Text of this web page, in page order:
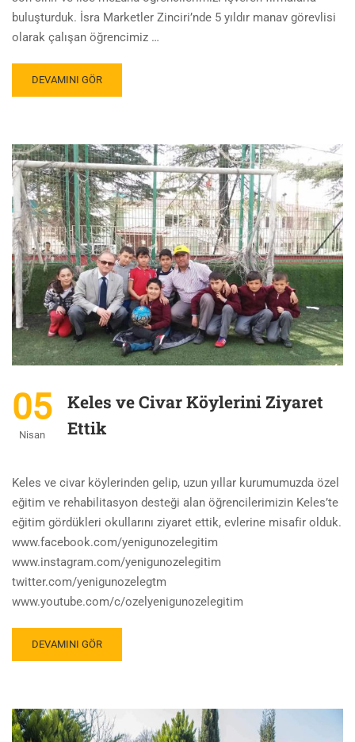
buluşturduk. İsra Marketler Zinciri’nde 5 yıldır manav görevlisi
olarak çalışan öğrencimiz …
DEVAMINI GÖR
05
Nisan
Keles ve Civar Köylerini Ziyaret
Ettik
Keles ve civar köylerinden gelip, uzun yıllar kurumumuzda özel
eğitim ve rehabilitasyon desteği alan öğrencilerimizin Keles’te
eğitim gördükleri okullarını ziyaret ettik, evlerine misafir olduk.
www.facebook.com/yenigunozelegitim
www.instagram.com/yenigunozelegitim
twitter.com/yenigunozelegtm
www.youtube.com/c/ozelyenigunozelegitim
DEVAMINI GÖR